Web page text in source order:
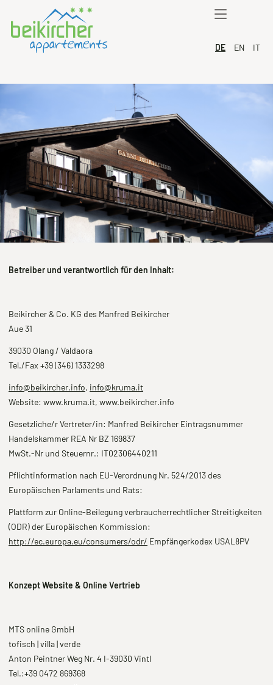
EN IT
DE
Betreiber und verantwortlich für den Inhalt:
Beikircher & Co. KG des Manfred Beikircher
Aue 31
39030 Olang / Valdaora
Tel./Fax +39 (346) 1333298
info@beikircher.info, info@kruma.it
Website: www.kruma.it, www.beikircher.info
Gesetzliche/r Vertreter/in: Manfred Beikircher Eintragsnummer
Handelskammer REA Nr BZ 169837
MwSt.-Nr und Steuernr.: IT02306440211
Pflichtinformation nach EU-Verordnung Nr. 524/2013 des
Europäischen Parlaments und Rats:
Plattform zur Online-Beilegung verbraucherrechtlicher Streitigkeiten
(ODR) der Europäischen Kommission:
http://ec.europa.eu/consumers/odr/ Empfängerkodex USAL8PV
Konzept Website & Online Vertrieb
MTS online GmbH
tofisch | villa | verde
Anton Peintner Weg Nr. 4 I-39030 Vintl
Tel.:+39 0472 869368